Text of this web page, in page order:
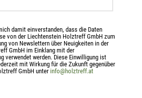
IN DEN WARENKORB
inkl. 20 % MwSt.
zzgl.Versandkosten
damit einverstanden, dass die Daten
von der Liechtenstein Holztreff GmbH zum
von Newslettern über Neuigkeiten in der
GmbH im Einklang mit der
verwendet werden. Diese Einwilligung ist
mit Wirkung für die Zukunft gegenüber
GmbH unter info@holztreff.at